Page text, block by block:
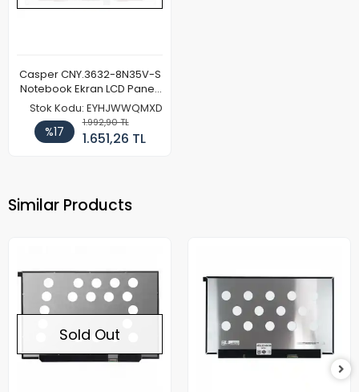
Casper CNY.3632-8N35V-S
Notebook Ekran LCD Paneli
(Kalın Kasa)
Stok Kodu: EYHJWWQMXD
%17
1.992,90 TL
1.651,26 TL
Similar Products
Sold Out